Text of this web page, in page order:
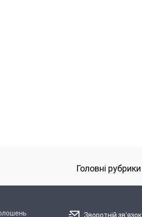
Головні рубрики
Зворотній зв'язок